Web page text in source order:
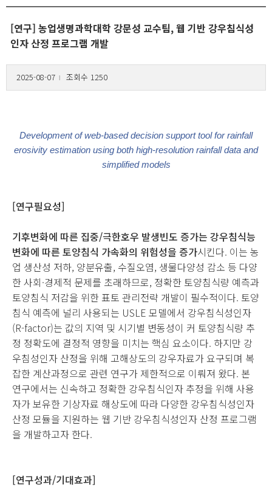
[연구] 농업생명과학대학 강문성 교수팀, 웹 기반 강우침식성
인자 산정 프로그램 개발
2025-08-07 l 조회수 1250
Development of web-based decision support tool for rainfall
erosivity estimation using both high-resolution rainfall data and
simplified models
[연구필요성]
기후변화에 따른 집중/극한호우 발생빈도 증가는 강우침식능
변화에 따른 토양침식 가속화의 위험성을 증가시킨다. 이는 농
업 생산성 저하, 양분유출, 수질오염, 생물다양성 감소 등 다양
한 사회·경제적 문제를 초래하므로, 정확한 토양침식량 예측과
토양침식 저감을 위한 표토 관리전략 개발이 필수적이다. 토양
침식 예측에 널리 사용되는 USLE 모델에서 강우침식성인자
(R-factor)는 값의 지역 및 시기별 변동성이 커 토양침식량 추
정 정확도에 결정적 영향을 미치는 핵심 요소이다. 하지만 강
우침성인자 산정을 위해 고해상도의 강우자료가 요구되며 복
잡한 계산과정으로 관련 연구가 제한적으로 이뤄져 왔다. 본
연구에서는 신속하고 정확한 강우침식인자 추정을 위해 사용
자가 보유한 기상자료 해상도에 따라 다양한 강우침식성인자
산정 모듈을 지원하는 웹 기반 강우침식성인자 산정 프로그램
을 개발하고자 한다.
[연구성과/기대효과]